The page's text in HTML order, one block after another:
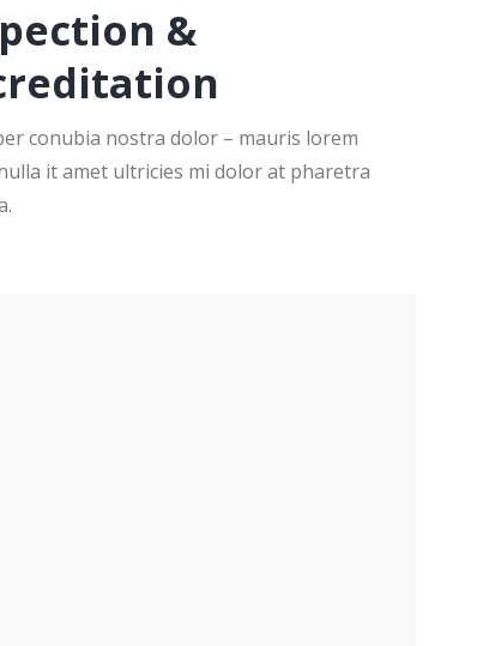
&
conubia nostra dolor – mauris lorem
it amet ultricies mi dolor at pharetra